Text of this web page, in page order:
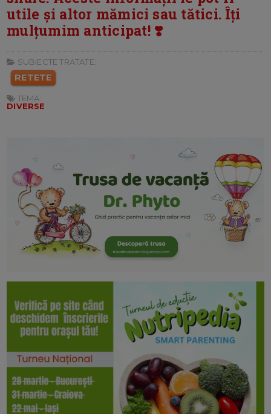
utile și altor mămici sau tătici. Îți
mulțumim anticipat! ❣️
SUBIECTE TRATATE:
RETETE
TEMA:
DIVERSE